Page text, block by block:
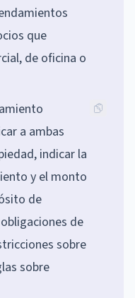
que
de oficina o
a ambas
indicar la
y el monto
de
de
sobre
sobre